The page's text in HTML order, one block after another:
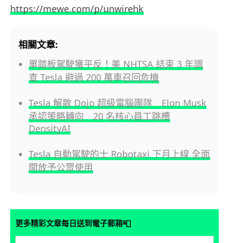
https://mewe.com/p/unwirehk
相關文章:
單踏板駕駛獲平反！美 NHTSA 結束 3 年調
查 Tesla 避過 200 萬車召回危機
Tesla 解散 Dojo 超級電腦團隊 Elon Musk
承認策略轉向 20 名核心員工跳槽
DensityAI
Tesla 自動駕駛的士 Robotaxi 下月上線 全面
開放予公眾使用
更多精彩文章每日送到電子郵箱📮